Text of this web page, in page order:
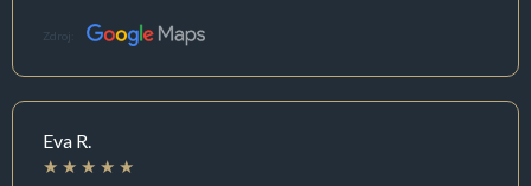
Zdroj:
Eva R.